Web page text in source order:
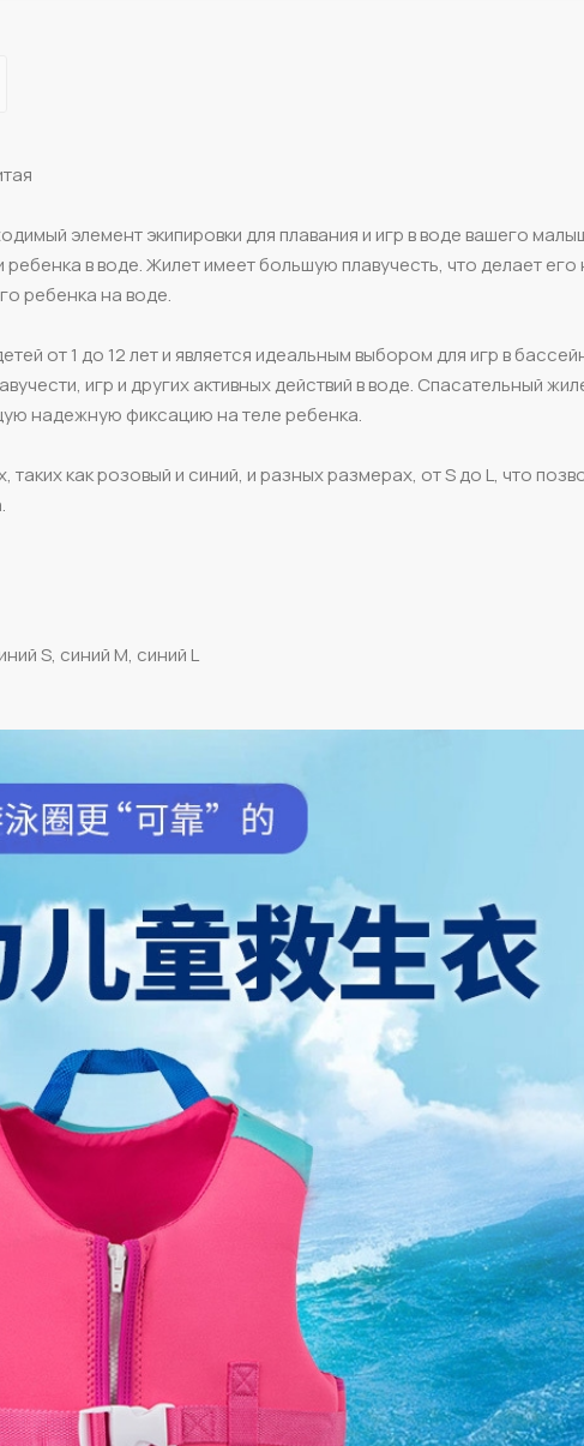
элемент экипировки для плавания и игр в воде вашего
в воде. Жилет имеет большую плавучесть, что делает
ребенка на воде.
от 1 до 12 лет и является идеальным выбором для игр в
игр и других активных действий в воде. Спасательный
надежную фиксацию на теле ребенка.
таких как розовый и синий, и разных размерах, от S до L, что
S, синий M, синий L